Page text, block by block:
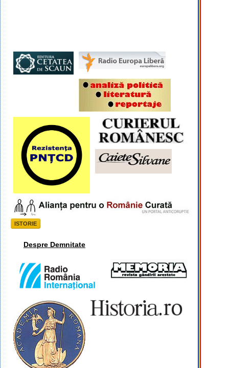
ISTORIE
Despre Demnitate